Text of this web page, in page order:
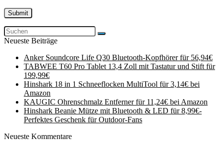
Neueste Beiträge
Anker Soundcore Life Q30 Bluetooth-Kopfhörer für 56,94€
TABWEE T60 Pro Tablet 13,4 Zoll mit Tastatur und Stift für
199,99€
Hinshark 18 in 1 Schneeflocken MultiTool für 3,14€ bei
Amazon
KAUGIC Ohrenschmalz Entferner für 11,24€ bei Amazon
Hinshark Beanie Mütze mit Bluetooth & LED für 8,99€-
Perfektes Geschenk für Outdoor-Fans
Neueste Kommentare